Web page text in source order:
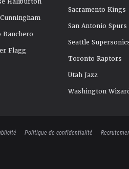
Banchero
Flagg
Sacramento Kings
San Antonio Spurs
Seattle
Toronto Raptors
Utah Jazz
Washington
Politique de confidentialité